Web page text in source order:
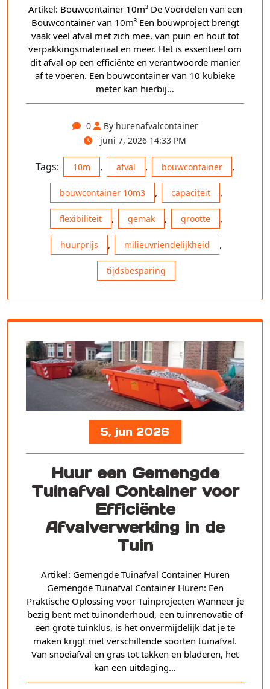
Artikel: Bouwcontainer 10m³ De Voordelen van een
Bouwcontainer van 10m³ Een bouwproject brengt
vaak veel afval met zich mee, van puin en hout tot
verpakkingsmateriaal en meer. Het is essentieel om
dit afval op een efficiënte en verantwoorde manier
af te voeren. Een bouwcontainer van 10 kubieke
meter kan hierbij…
0
By hurenafvalcontainer
juni 7, 2026 14:33 PM
Tags: 10m , afval , bouwcontainer ,
bouwcontainer 10m3 , capaciteit ,
flexibiliteit , gemak , grootte ,
huurprijs , milieuvriendelijkheid ,
tijdsbesparing
5, jun 2026
Huur een Gemengde
Tuinafval Container voor
Efficiënte
Afvalverwerking in de
Tuin
Artikel: Gemengde Tuinafval Container Huren
Gemengde Tuinafval Container Huren: Een
Praktische Oplossing voor Tuinprojecten Wanneer je
bezig bent met tuinonderhoud, een tuinrenovatie of
een grote tuinklus, is het onvermijdelijk dat je te
maken krijgt met verschillende soorten tuinafval.
Van snoeiafval en gras tot takken en bladeren, het
kan een uitdaging…